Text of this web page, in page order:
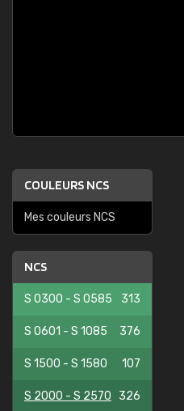
COULEURS NCS
Mes couleurs NCS
NCS
S 0300 - S 0585 313
S 0601 - S 1085 376
S 1500 - S 1580 107
S 2000 - S 2570 326